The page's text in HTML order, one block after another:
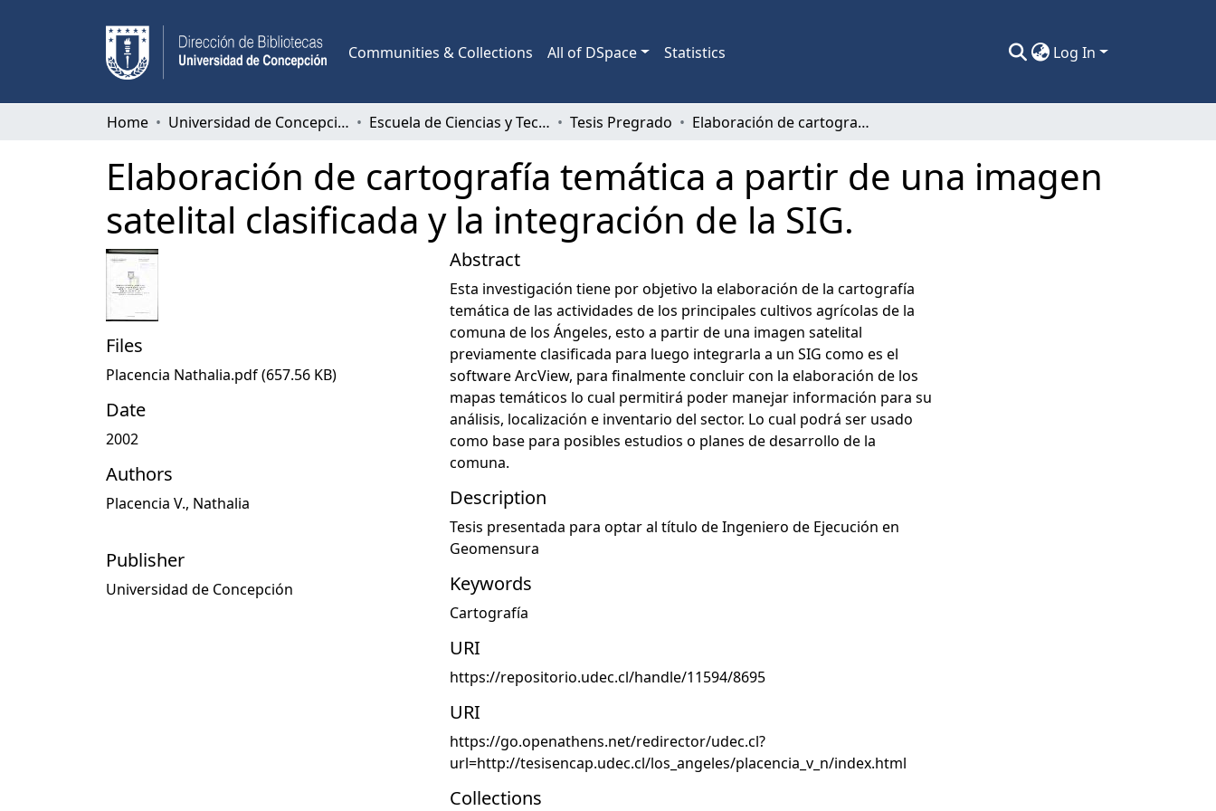
Communities & Collections All of DSpace Statistics Log In
Home Universidad de Concepción Escuela de Ciencias y Tecnologías Tesis Pregrado Elaboración de cartografía temática a partir de una imagen satelital clasificada y la integración de la SIG.
Elaboración de cartografía temática a partir de una imagen
satelital clasificada y la integración de la SIG.
Files
Placencia Nathalia.pdf(657.56 KB)
Date
2002
Authors
Placencia V., Nathalia
Publisher
Universidad de Concepción
Abstract
Esta investigación tiene por objetivo la elaboración de la cartografía
temática de las actividades de los principales cultivos agrícolas de la
comuna de los Ángeles, esto a partir de una imagen satelital
previamente clasificada para luego integrarla a un SIG como es el
software ArcView, para finalmente concluir con la elaboración de los
mapas temáticos lo cual permitirá poder manejar información para su
análisis, localización e inventario del sector. Lo cual podrá ser usado
como base para posibles estudios o planes de desarrollo de la
comuna.
Description
Tesis presentada para optar al título de Ingeniero de Ejecución en
Geomensura
Keywords
Cartografía
URI
https://repositorio.udec.cl/handle/11594/8695
URI
https://go.openathens.net/redirector/udec.cl?
url=http://tesisencap.udec.cl/los_angeles/placencia_v_n/index.html
Collections